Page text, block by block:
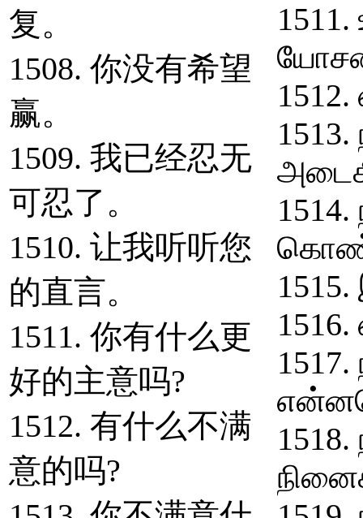
复。
1508. 你没有希望
赢。
1509. 我已经忍无
可忍了。
1510. 让我听听您
的直言。
1511. 你有什么更
好的主意吗?
1512. 有什么不满
意的吗?
1512.
1515.